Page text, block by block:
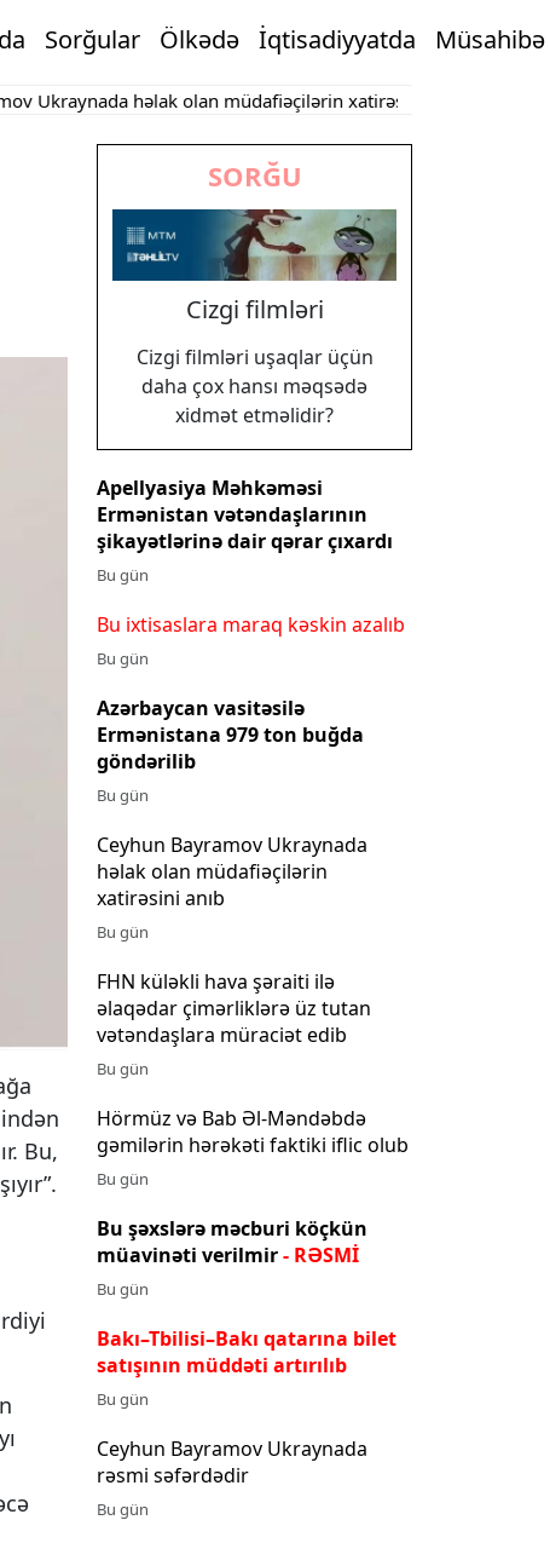
Sorğular Ölkədə İqtisadiyyatda Müsahibə
həlak olan müdafiəçilərin xatirəsini anıb
Bu,
SORĞU
Cizgi filmləri
Cizgi filmləri uşaqlar üçün
daha çox hansı məqsədə
xidmət etməlidir?
Apellyasiya Məhkəməsi
Ermənistan vətəndaşlarının
şikayətlərinə dair qərar çıxardı
Bu gün
Bu ixtisaslara maraq kəskin azalıb
Bu gün
Azərbaycan vasitəsilə
Ermənistana 979 ton buğda
göndərilib
Bu gün
Ceyhun Bayramov Ukraynada
həlak olan müdafiəçilərin
xatirəsini anıb
Bu gün
FHN küləkli hava şəraiti ilə
əlaqədar çimərliklərə üz tutan
vətəndaşlara müraciət edib
Bu gün
Hörmüz və Bab Əl-Məndəbdə
gəmilərin hərəkəti faktiki iflic olub
Bu gün
Bu şəxslərə məcburi köçkün
müavinəti verilmir- RƏSMİ
Bu gün
Bakı–Tbilisi–Bakı qatarına bilet
satışının müddəti artırılıb
Bu gün
Ceyhun Bayramov Ukraynada
rəsmi səfərdədir
Bu gün